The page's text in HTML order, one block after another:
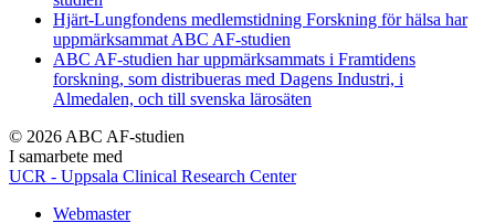
Hjärt-Lungfondens medlemstidning Forskning för hälsa har
uppmärksammat ABC AF-studien
ABC AF-studien har uppmärksammats i Framtidens
forskning, som distribueras med Dagens Industri, i
Almedalen, och till svenska lärosäten
© 2026 ABC AF-studien
I samarbete med
UCR - Uppsala Clinical Research Center
Webmaster